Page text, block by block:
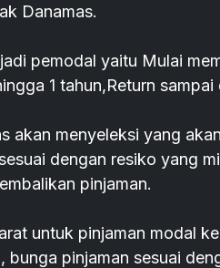
Danamas.
pemodal yaitu Mulai
1 tahun,Return
akan menyeleksi yang
dengan resiko yang
pinjaman.
untuk pinjaman modal
bunga pinjaman sesuai